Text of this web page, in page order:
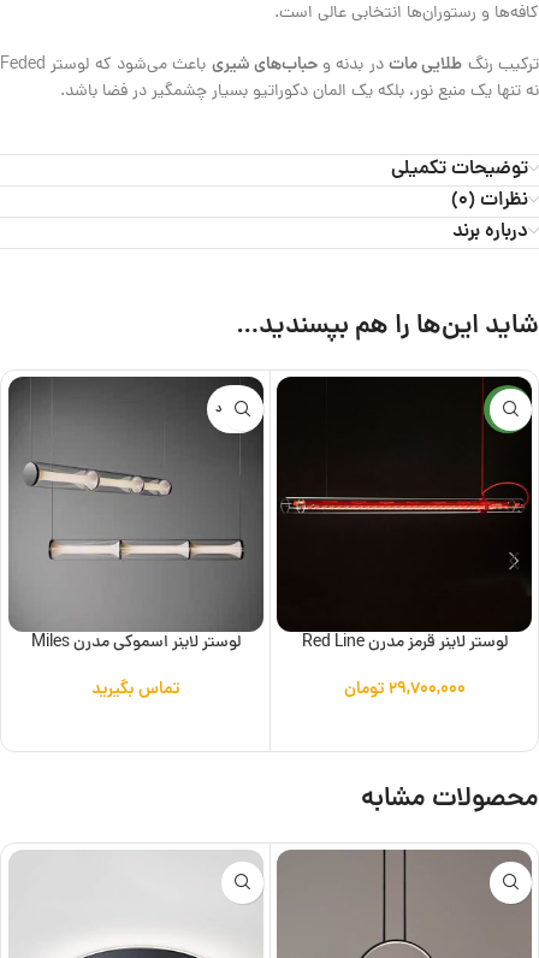
کافه‌ها و رستوران‌ها انتخابی عالی است.
ترکیب رنگ طلایی ماتدر بدنه وحباب‌های شیری
باعث می‌شود که لوستر Feded
نه تنها یک منبع نور، بلکه یک المان دکوراتیو بسیار چشمگیر در فضا باشد.
توضیحات تکمیلی
نظرات (0)
درباره برند
شاید این‌ها را هم بپسندید…
جدید
لوستر لاینر قرمز مدرن Red Line
۲۹,۷۰۰,۰۰۰تومان
ناموجود
لوستر لاینر اسموکی مدرن Miles
تماس بگیرید
محصولات مشابه